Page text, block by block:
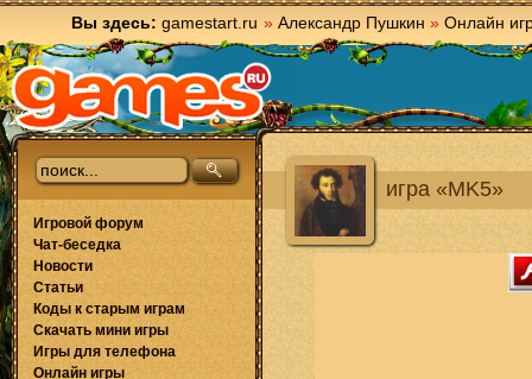
Вы здесь: gamestart.ru » Александр Пушкин » Онлайн
игра «MK5»
Игровой форум
Чат-беседка
Новости
Статьи
Коды к старым играм
Скачать мини игры
Игры для телефона
Онлайн игры